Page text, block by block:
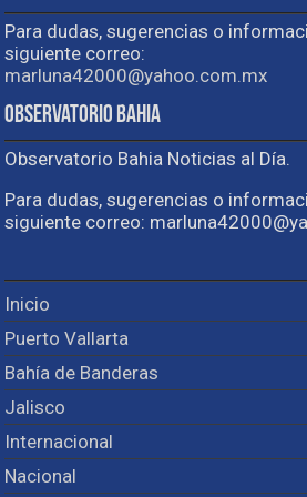
Para dudas, sugerencias o
siguiente correo:
marluna42000@yahoo.com.mx
Observatorio Bahia
Observatorio Bahia Noticias al Día.
Para dudas, sugerencias o
siguiente correo:
Inicio
Puerto Vallarta
Bahía de Banderas
Jalisco
Internacional
Nacional